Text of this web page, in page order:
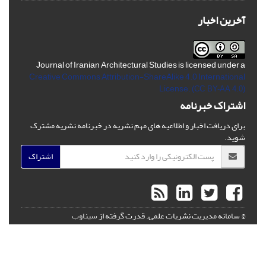
آخرین اخبار
Journal of Iranian Architectural Studies is licensed under a
Creative Commons Attribution-ShareAlike 4.0 International
License. (CC BY-AA 4.0)
اشتراک خبرنامه
برای دریافت اخبار و اطلاعیه های مهم نشریه در خبرنامه نشریه مشترک
شوید.
اشتراک
© سامانه مدیریت نشریات علمی.قدرت گرفته ازسیناوب